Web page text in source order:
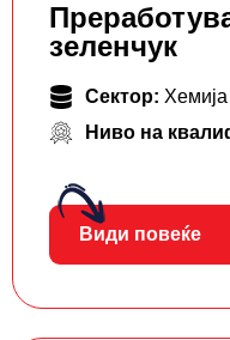
зеленчук
Сектор: Хемија
Ниво на
Види повеќе